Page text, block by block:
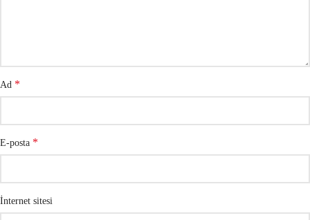
Ad *
E-posta *
İnternet sitesi